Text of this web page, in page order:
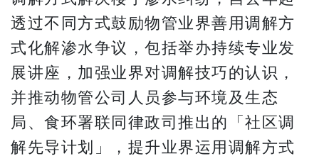
透过不同方式鼓励物管业界善用调解方
式化解渗水争议，包括举办持续专业发
展讲座，加强业界对调解技巧的认识，
并推动物管公司人员参与环境及生态
局、食环署联同律政司推出的「社区调
解先导计划」，提升业界运用调解方式